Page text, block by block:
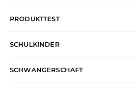
PRODUKTTEST
SCHULKINDER
SCHWANGERSCHAFT